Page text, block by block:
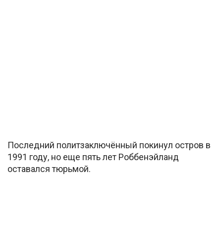
Последний политзаключённый покинул остров в
1991 году, но еще пять лет Роббенэйланд
оставался тюрьмой.